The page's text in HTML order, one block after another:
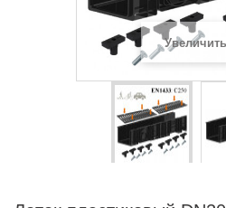
Увеличить